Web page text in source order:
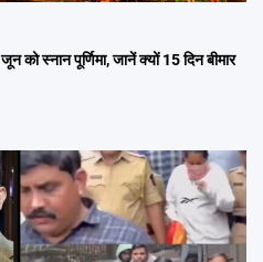
स्नान पूर्णिमा, जानें क्यों 15 दिन बीमार